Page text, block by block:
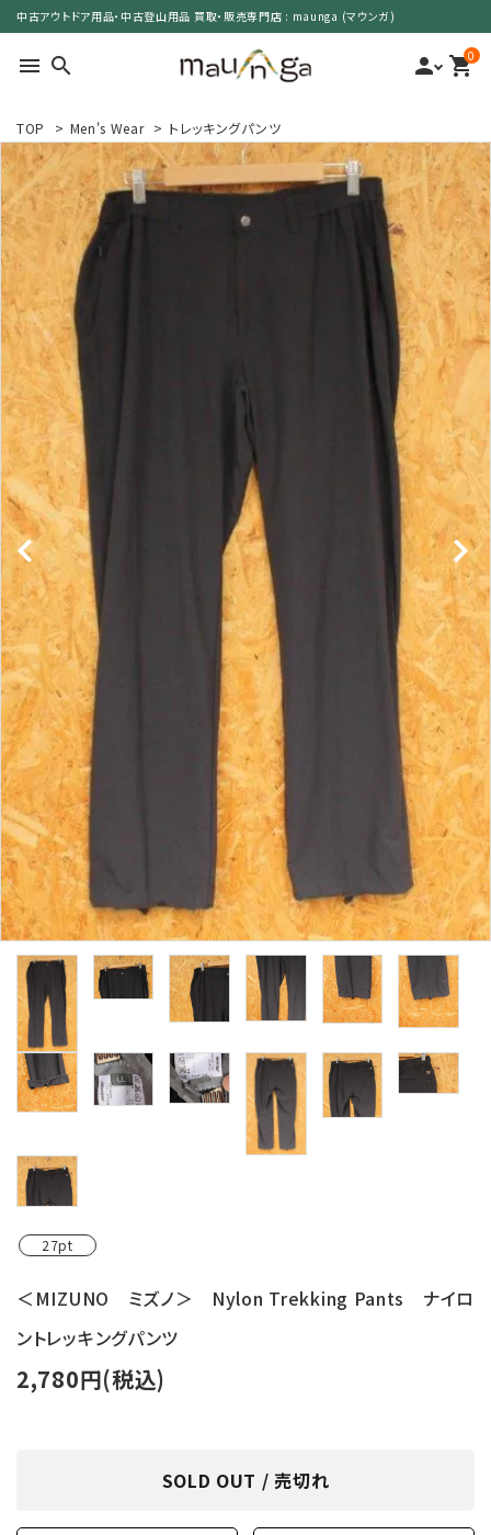
中古アウトドア用品・中古登山用品 買取・販売専門店 : maunga (マウンガ)
menu search person 0
shopping_cart
search
カテゴリーで選ぶ
サイズで選ぶ
特集で選ぶ
価格で選ぶ
買取案内
レンタル・修理
店舗情報
POLICY
INFORMATION
ACCOUNT MENU
ようこそ ゲスト 様
meeting_room ログイン 新規会員登録
TOP > Men's Wear > トレッキングパンツ
27pt
＜MIZUNO ミズノ＞ Nylon Trekking Pants ナイロ
ントレッキングパンツ
2,780円(税込)
SOLD OUT / 売切れ